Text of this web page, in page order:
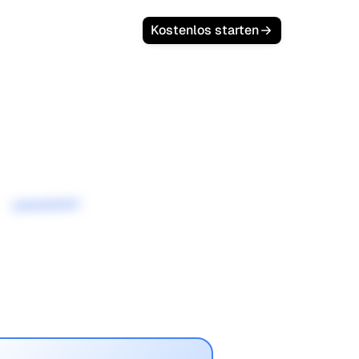
Kostenlos starten